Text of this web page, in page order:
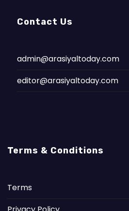
Contact Us
admin@arasiyaltoday.com
editor@arasiyaltoday.com
Terms & Conditions
Terms